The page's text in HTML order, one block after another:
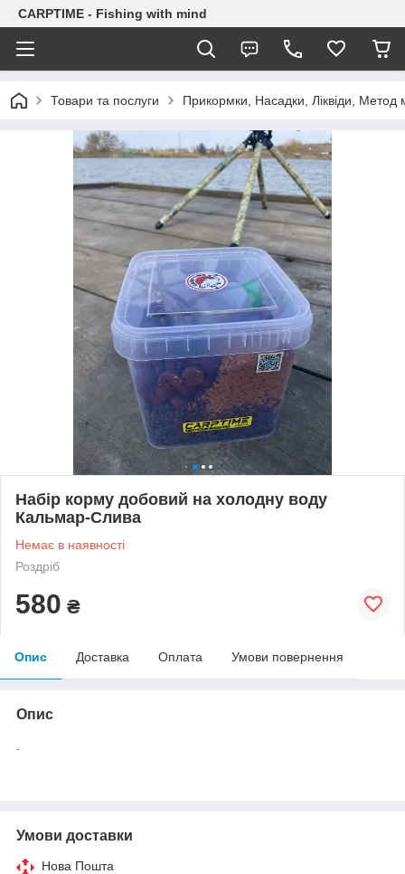
CARPTIME - Fishing with mind
Товари та послуги Прикормки, Насадки, Ліквіди, Метод
Набір корму добовий на холодну воду
Кальмар-Слива
Немає в наявності
Роздріб
580 ₴
Опис Доставка Оплата Умови повернення
Опис
Умови доставки
Нова Пошта